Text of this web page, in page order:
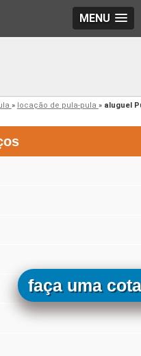
MENU
» locação de pula-pula » aluguel
faça uma